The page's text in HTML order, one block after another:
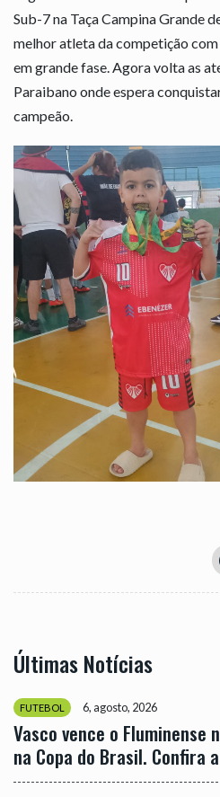
Sub-7 na Taça Campina Grande
melhor atleta da competição
em grande fase. Agora volta as
Paraibano onde espera
campeão.
Últimas Notícias
FUTEBOL 6, agosto, 2026
Vasco vence o Fluminense
na Copa do Brasil. Confira